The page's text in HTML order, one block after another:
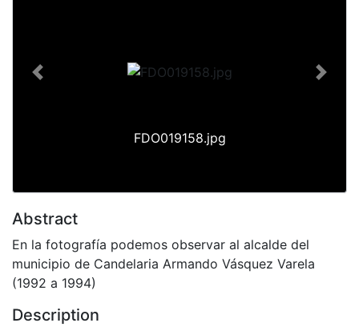
FDO019158.jpg
Previous Next
Abstract
En la fotografía podemos observar al alcalde del
municipio de Candelaria Armando Vásquez Varela
(1992 a 1994)
Description